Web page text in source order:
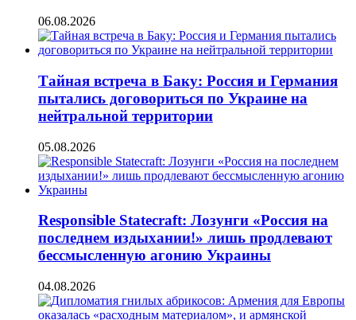
06.08.2026
Тайная встреча в Баку: Россия и Германия
пытались договориться по Украине на
нейтральной территории
05.08.2026
Responsible Statecraft: Лозунги «Россия на
последнем издыхании!» лишь продлевают
бессмысленную агонию Украины
04.08.2026